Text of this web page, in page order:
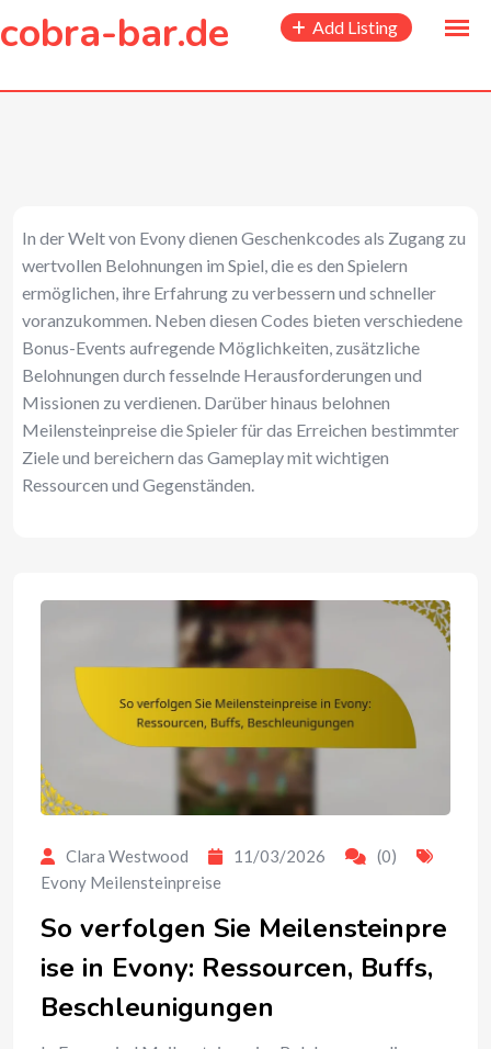
content
cobra-bar.de Add Listing
In der Welt von Evony dienen Geschenkcodes als Zugang zu
wertvollen Belohnungen im Spiel, die es den Spielern
ermöglichen, ihre Erfahrung zu verbessern und schneller
voranzukommen. Neben diesen Codes bieten verschiedene
Bonus-Events aufregende Möglichkeiten, zusätzliche
Belohnungen durch fesselnde Herausforderungen und
Missionen zu verdienen. Darüber hinaus belohnen
Meilensteinpreise die Spieler für das Erreichen bestimmter
Ziele und bereichern das Gameplay mit wichtigen
Ressourcen und Gegenständen.
Clara Westwood 11/03/2026
(0)
Evony Meilensteinpreise
So verfolgen Sie Meilensteinpre
ise in Evony: Ressourcen, Buffs,
Beschleunigungen